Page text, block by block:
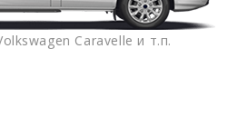
Caravelle и т.п.